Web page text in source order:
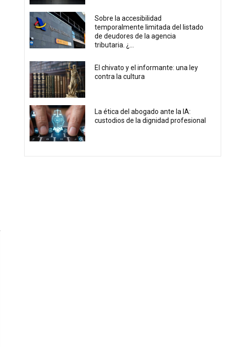
Sobre la accesibilidad
temporalmente limitada del listado
de deudores de la agencia
tributaria. ¿...
El chivato y el informante: una ley
contra la cultura
La ética del abogado ante la IA:
custodios de la dignidad profesional